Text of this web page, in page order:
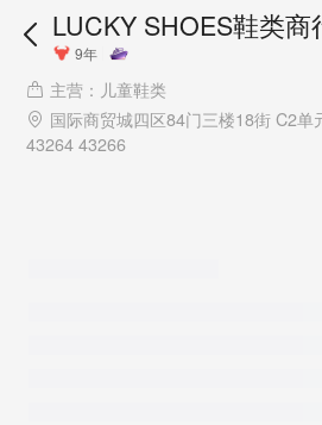
LUCKY SHOES鞋类商
9年
主营：儿童鞋类
43264 43266